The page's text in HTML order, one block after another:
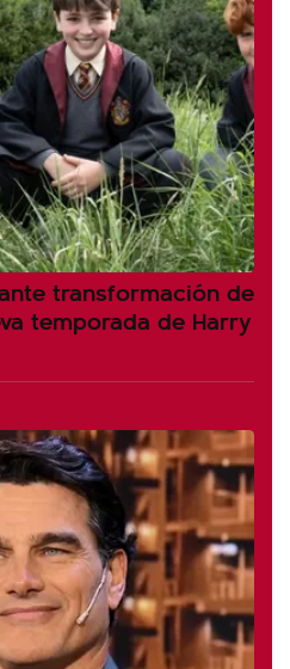
transformación de
temporada de Harry